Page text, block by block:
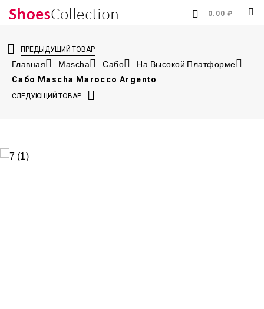
0.00 ₽
ПРЕДЫДУЩИЙ ТОВАР
Главная Mascha Сабо
На Высокой Платформе
Сабо Mascha Marocco Argento
СЛЕДУЮЩИЙ ТОВАР